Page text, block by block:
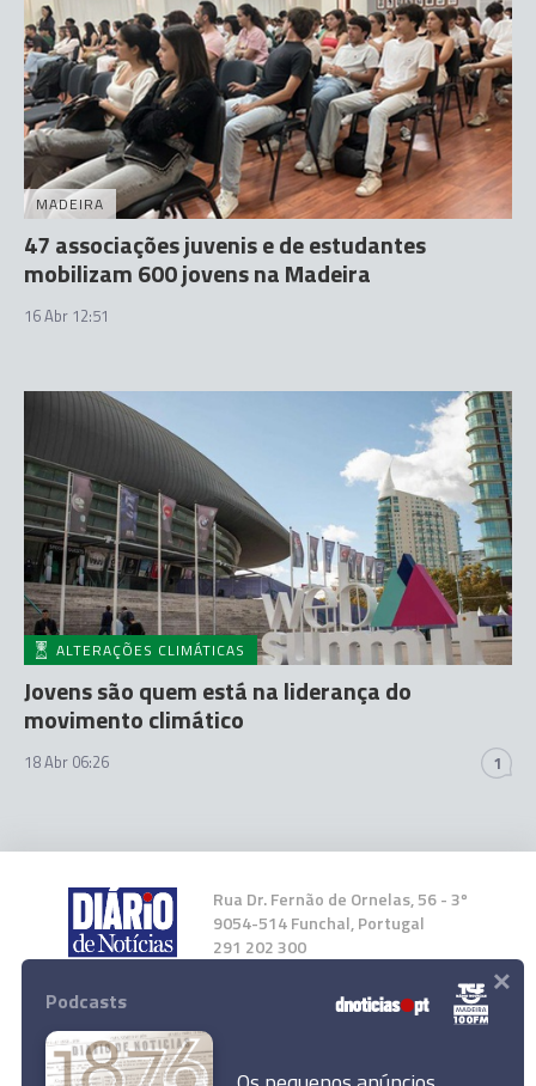
MADEIRA
47 associações juvenis e de estudantes
mobilizam 600 jovens na Madeira
16 Abr 12:51
ALTERAÇÕES CLIMÁTICAS
Jovens são quem está na liderança do
movimento climático
18 Abr 06:26 1
Rua Dr. Fernão de Ornelas, 56 - 3º
9054-514 Funchal, Portugal
291 202 300
Instale a nossa App
Podcasts ×